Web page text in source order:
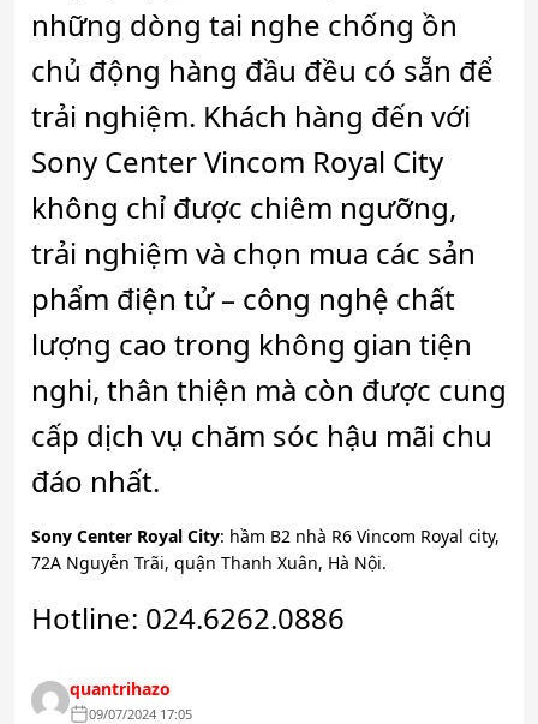
những dòng tai nghe chống ồn
chủ động hàng đầu đều có sẵn để
trải nghiệm. Khách hàng đến với
Sony Center Vincom Royal City
không chỉ được chiêm ngưỡng,
trải nghiệm và chọn mua các sản
phẩm điện tử – công nghệ chất
lượng cao trong không gian tiện
nghi, thân thiện mà còn được cung
cấp dịch vụ chăm sóc hậu mãi chu
đáo nhất.
Sony Center Royal City: hầm B2 nhà R6 Vincom Royal city,
72A Nguyễn Trãi, quận Thanh Xuân, Hà Nội.
Hotline: 024.6262.0886
quantrihazo
09/07/2024 17:05